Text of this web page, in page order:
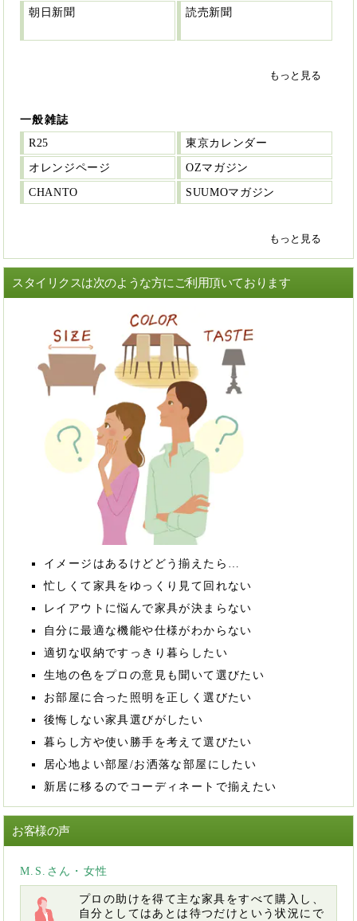
朝日新聞 読売新聞
もっと見る
一般雑誌
R25
東京カレンダー
オレンジページ OZマガジン
CHANTO SUUMOマガジン
もっと見る
スタイリクスは次のような方にご利用頂いております
イメージはあるけどどう揃えたら…
忙しくて家具をゆっくり見て回れない
レイアウトに悩んで家具が決まらない
自分に最適な機能や仕様がわからない
適切な収納ですっきり暮らしたい
生地の色をプロの意見も聞いて選びたい
お部屋に合った照明を正しく選びたい
後悔しない家具選びがしたい
暮らし方や使い勝手を考えて選びたい
居心地よい部屋/お洒落な部屋にしたい
新居に移るのでコーディネートで揃えたい
お客様の声
M.S.さん・女性
プロの助けを得て主な家具をすべて購入し、
自分としてはあとは待つだけという状況にで